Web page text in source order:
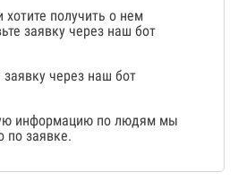
получить о нем
заявку через наш бот
через наш бот
информацию по людям мы
по заявке.